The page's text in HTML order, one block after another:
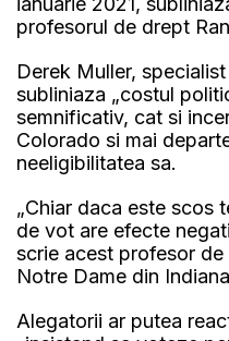
profesorul de drept
Derek Muller,
subliniaza „costul
semnificativ, cat si
Colorado si mai
neeligibilitatea sa.
„Chiar daca este scos
de vot are efecte
scrie acest profesor
Notre Dame din
Alegatorii ar putea